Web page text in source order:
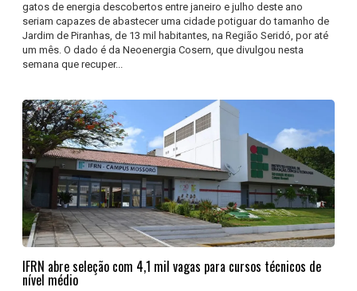
gatos de energia descobertos entre janeiro e julho deste ano
seriam capazes de abastecer uma cidade potiguar do tamanho de
Jardim de Piranhas, de 13 mil habitantes, na Região Seridó, por até
um mês. O dado é da Neoenergia Cosern, que divulgou nesta
semana que recuper...
IFRN abre seleção com 4,1 mil vagas para cursos técnicos de
nível médio